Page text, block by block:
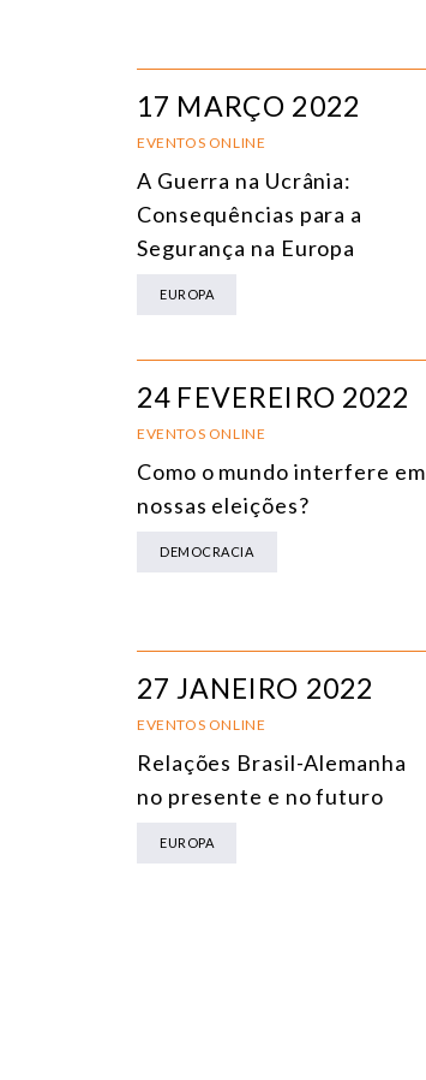
17 MARÇO 2022
EVENTOS ONLINE
A Guerra na Ucrânia:
Consequências para a
Segurança na Europa
EUROPA
24 FEVEREIRO 2022
EVENTOS ONLINE
Como o mundo interfere em
nossas eleições?
DEMOCRACIA
27 JANEIRO 2022
EVENTOS ONLINE
Relações Brasil-Alemanha
no presente e no futuro
EUROPA